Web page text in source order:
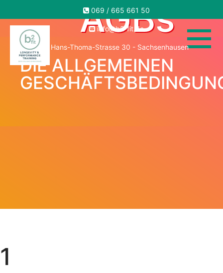
069 / 665 661 50
info@b2-fit.de
Hans-Thoma-Strasse 30 - Sachsenhausen
AGBs
DIE ALLGEMEINEN
1